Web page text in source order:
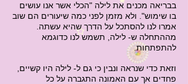
בבריאה מכנים את לילה "הכלי אשר אנו עושים
בו שימוש". ולא מזמן לפני כמה שיעורים הם שוב
אמרו לנו להסתכל על הדרך שהיא עשתה.
מההתחלה ש- לילה, תשמש לנו כדוגמא
להתפתחות.
וזאת כדי שנראה ונבין כי גם ל- לילה היו קשיים,
פחדים אך עם האמונה התגברה על כל